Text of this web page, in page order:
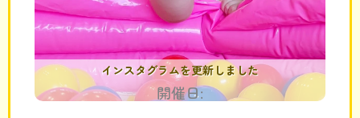
インスタグラムを更新しました
開催日: